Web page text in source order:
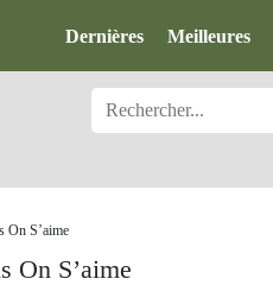
Dernières Meilleures
On S’aime
On S’aime